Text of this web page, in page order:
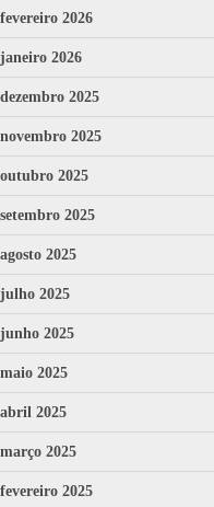
fevereiro 2026
janeiro 2026
dezembro 2025
novembro 2025
outubro 2025
setembro 2025
agosto 2025
julho 2025
junho 2025
maio 2025
abril 2025
março 2025
fevereiro 2025